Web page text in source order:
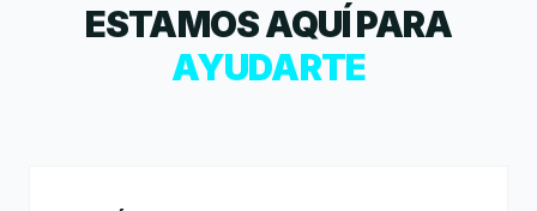
ESTAMOS AQUÍ PARA
AYUDARTE